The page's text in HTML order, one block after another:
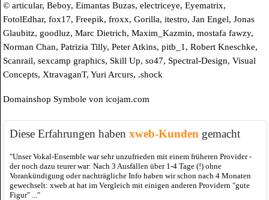
© articular, Beboy, Eimantas Buzas, electriceye, Eyematrix,
FotolEdhar, fox17, Freepik, froxx, Gorilla, itestro, Jan Engel, Jonas
Glaubitz, goodluz, Marc Dietrich, Maxim_Kazmin, mostafa fawzy,
Norman Chan, Patrizia Tilly, Peter Atkins, pitb_1, Robert Kneschke,
Scanrail, sexcamp graphics, Skill Up, so47, Spectral-Design, Visual
Concepts, XtravaganT, Yuri Arcurs, .shock
Domainshop Symbole von icojam.com
Diese Erfahrungen haben xweb-Kunden gemacht
"Unser Vokal-Ensemble war sehr unzufrieden mit einem früheren Provider -
der noch dazu teurer war: Nach 3 Ausfällen über 1-4 Tage (!) ohne
Vorankündigung oder nachträgliche Info haben wir schon nach 4 Monaten
gewechselt: xweb.at hat im Vergleich mit einigen anderen Providern "gute
Figur" ..."